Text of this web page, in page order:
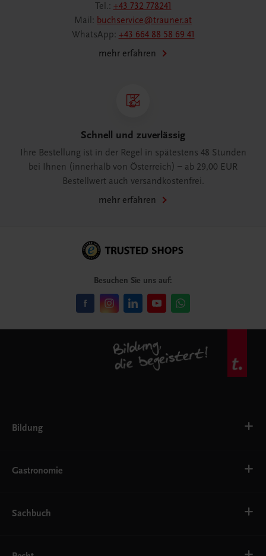
Tel.: +43 732 778241
Mail: buchservice@trauner.at
WhatsApp: +43 664 88 58 69 41
mehr erfahren
Schnell und zuverlässig
Ihre Bestellung ist in der Regel in spätestens 48 Stunden
bei Ihnen (innerhalb von Österreich) – ab 29,00 EUR
Bestellwert auch versandkostenfrei.
mehr erfahren
Besuchen Sie uns auf:
Bildung
AHS
EWF/ZWF
FW
Gastronomie
Getränke
Service
Sachbuch